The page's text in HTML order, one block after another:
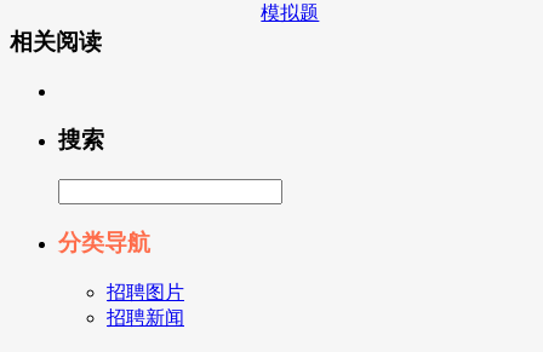
模拟题
相关阅读
搜索
分类导航
招聘图片
招聘新闻